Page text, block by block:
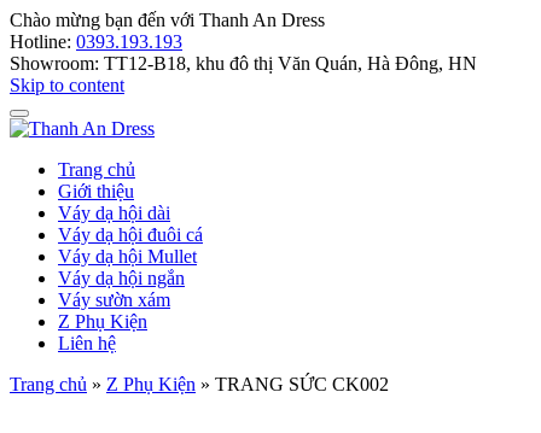
Chào mừng bạn đến với Thanh An Dress
Hotline: 0393.193.193
Showroom: TT12-B18, khu đô thị Văn Quán, Hà Đông, HN
Skip to content
Trang chủ
Giới thiệu
Váy dạ hội dài
Váy dạ hội đuôi cá
Váy dạ hội Mullet
Váy dạ hội ngắn
Váy sườn xám
Z Phụ Kiện
Liên hệ
Trang chủ » Z Phụ Kiện » TRANG SỨC CK002